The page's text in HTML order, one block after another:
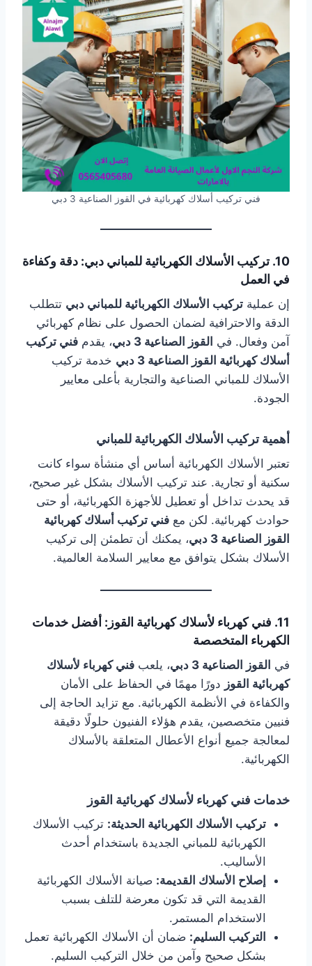
فني تركيب أسلاك كهربائية في القوز الصناعية 3 دبي
10. تركيب الأسلاك الكهربائية للمباني دبي: دقة وكفاءة
في العمل
إن عملية تركيب الأسلاك الكهربائية للمباني دبي تتطلب
الدقة والاحترافية لضمان الحصول على نظام كهربائي
آمن وفعال. في القوز الصناعية 3 دبي ، يقدم فني تركيب
أسلاك كهربائية القوز الصناعية 3 دبي
خدمة تركيب
الأسلاك للمباني الصناعية والتجارية بأعلى معايير
الجودة.
أهمية تركيب الأسلاك الكهربائية للمباني
تعتبر الأسلاك الكهربائية أساس أي منشأة سواء كانت
سكنية أو تجارية. عند تركيب الأسلاك بشكل غير صحيح،
قد يحدث تداخل أو تعطيل للأجهزة الكهربائية، أو حتى
حوادث كهربائية. لكن مع فني تركيب أسلاك كهربائية
القوز الصناعية 3 دبي
، يمكنك أن تطمئن إلى تركيب
الأسلاك بشكل يتوافق مع معايير السلامة العالمية.
11. فني كهرباء لأسلاك كهربائية القوز: أفضل خدمات
الكهرباء المتخصصة
في القوز الصناعية 3 دبي ، يلعب فني كهرباء لأسلاك
كهربائية القوز دورًا مهمًا في الحفاظ على الأمان
والكفاءة في الأنظمة الكهربائية. مع تزايد الحاجة إلى
فنيين متخصصين، يقدم هؤلاء الفنيون حلولًا دقيقة
لمعالجة جميع أنواع الأعطال المتعلقة بالأسلاك
الكهربائية.
خدمات فني كهرباء لأسلاك كهربائية القوز
تركيب الأسلاك الكهربائية الحديثة: تركيب الأسلاك
الكهربائية للمباني الجديدة باستخدام أحدث
الأساليب.
إصلاح الأسلاك القديمة: صيانة الأسلاك الكهربائية
القديمة التي قد تكون معرضة للتلف بسبب
الاستخدام المستمر.
التركيب السليم: ضمان أن الأسلاك الكهربائية تعمل
بشكل صحيح وآمن من خلال التركيب السليم.